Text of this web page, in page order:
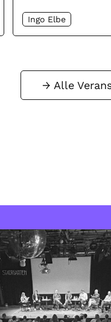
Ingo Elbe
Alle